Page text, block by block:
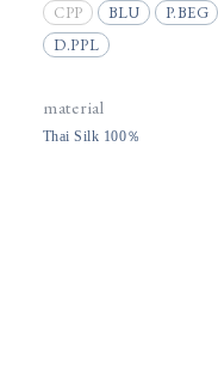
CPP BLU P.BEG
D.PPL
material
Thai Silk 100％